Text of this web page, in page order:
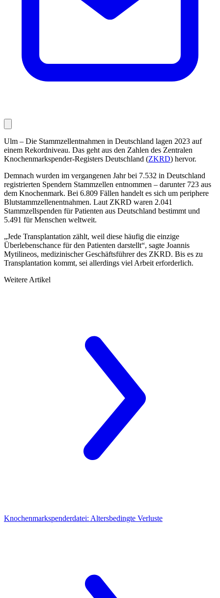
Ulm – Die Stammzellentnahmen in Deutschland lagen 2023 auf
einem Rekordniveau. Das geht aus den Zah­len des Zentralen
Knochenmarkspender-Registers Deutschland (ZKRD) hervor.
Demnach wurden im vergangenen Jahr bei 7.532 in Deutschland
registrierten Spendern Stammzellen ent­nommen – darunter 723 aus
dem Knochenmark. Bei 6.809 Fällen handelt es sich um periphere
Blutstamm­zellenentnahmen. Laut ZKRD waren 2.041
Stammzellspenden für Patienten aus Deutschland bestimmt und
5.491 für Menschen weltweit.
„Jede Transplantation zählt, weil diese häufig die einzige
Überlebenschance für den Patienten darstellt“, sagte Joannis
Mytilineos, medizinischer Geschäftsführer des ZKRD. Bis es zu
Transplantation kommt, sei allerdings viel Arbeit erforderlich.
Weitere Artikel
Knochenmarkspenderdatei: Altersbedingte Verluste